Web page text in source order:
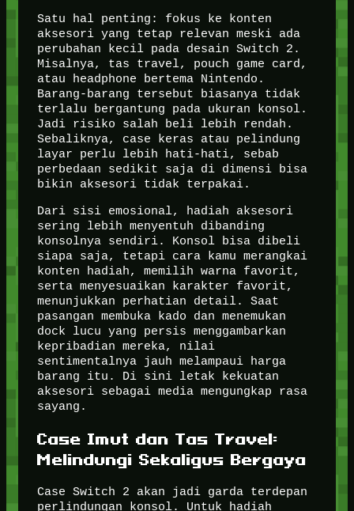
Satu hal penting: fokus ke konten
aksesori yang tetap relevan meski ada
perubahan kecil pada desain Switch 2.
Misalnya, tas travel, pouch game card,
atau headphone bertema Nintendo.
Barang-barang tersebut biasanya tidak
terlalu bergantung pada ukuran konsol.
Jadi risiko salah beli lebih rendah.
Sebaliknya, case keras atau pelindung
layar perlu lebih hati-hati, sebab
perbedaan sedikit saja di dimensi bisa
bikin aksesori tidak terpakai.
Dari sisi emosional, hadiah aksesori
sering lebih menyentuh dibanding
konsolnya sendiri. Konsol bisa dibeli
siapa saja, tetapi cara kamu merangkai
konten hadiah, memilih warna favorit,
serta menyesuaikan karakter favorit,
menunjukkan perhatian detail. Saat
pasangan membuka kado dan menemukan
dock lucu yang persis menggambarkan
kepribadian mereka, nilai
sentimentalnya jauh melampaui harga
barang itu. Di sini letak kekuatan
aksesori sebagai media mengungkap rasa
sayang.
Case Imut dan Tas Travel:
Melindungi Sekaligus Bergaya
Case Switch 2 akan jadi garda terdepan
perlindungan konsol. Untuk hadiah